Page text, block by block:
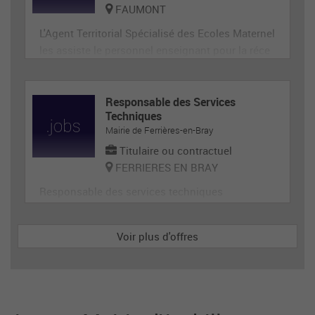
FAUMONT
L'Agent Territorial Spécialisé des Ecoles Maternel
ux et le matériel servant directement aux enfant
s. En tant que membre de la communauté éduca
tive, il p
Responsable des Services
Techniques
Mairie de Ferrières-en-Bray
Titulaire ou contractuel
FERRIERES EN BRAY
Voir plus d'offres